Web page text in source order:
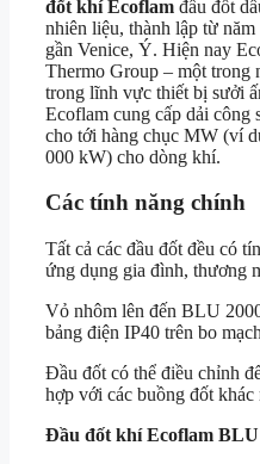
đốt khí Ecoflam đầu đốt
nhiên liệu, thành lập từ
gần Venice, Ý. Hiện nay
Thermo Group – một trong
trong lĩnh vực thiết bị sưởi
Ecoflam cung cấp dải công
cho tới hàng chục MW (ví
000 kW) cho dòng khí.
Các tính năng chính
Tất cả các đầu đốt đều có
ứng dụng gia đình, thương
Vỏ nhôm lên đến BLU
bảng điện IP40 trên bo mạch
Đầu đốt có thể điều chỉnh
hợp với các buồng đốt khác
Đầu đốt khí Ecoflam BLU